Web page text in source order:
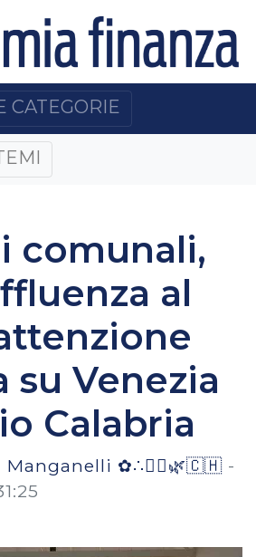
CATEGORIE
comunali,
al
su Venezia
Calabria
Manganelli ✿∴♛🌿🇨🇭 -